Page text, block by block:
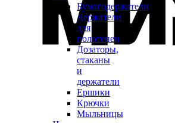
Бумагодержатели
Держатели
для
полотенец
Дозаторы,
стаканы
и
держатели
Ершики
Крючки
Мыльницы